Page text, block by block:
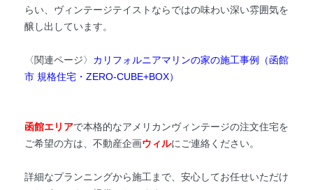
らい、ヴィンテージテイストならではの味わい深い雰囲気を
醸し出しています。
〈関連ページ〉 カリフォルニアマリンの家の施工事例（函館
市 規格住宅・ZERO-CUBE+BOX）
函館エリアで本格的なアメリカンヴィンテージの注文住宅を
ご希望の方は、不動産企画ウィルにご連絡ください。
詳細なプランニングから施工まで、安心してお任せいただけ